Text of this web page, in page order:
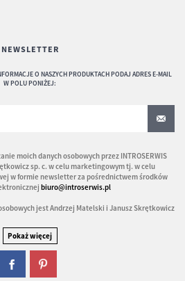
NEWSLETTER
O NASZYCH PRODUKTACH PODAJ ADRES E-MAIL
W POLU PONIŻEJ:
moich danych osobowych przez INTROSERWIS
sp. c. w celu marketingowym tj. w celu
w formie newsletter za pośrednictwem środków
biuro@introserwis.pl
jest Andrzej Matelski i Janusz Skrętkowicz